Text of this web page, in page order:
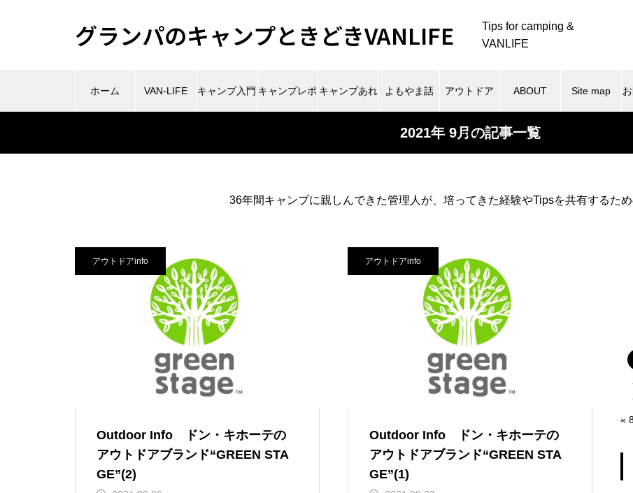
グランパのキャンプときどきVANLIFE
Tips for camping &
VANLIFE
ホーム VAN-LIFE キャンプ入門 キャンプレポ キャンプあれ よもやま話 アウトドア
info
ABOUT Site map
2021年 9月の記事一覧
36年間キャンプに親しんできた管理人が、培ってきた経験やTipsを共有するため
アウトドアinfo
Outdoor Info ドン・キホーテの
アウトドアブランド“GREEN STA
GE”(2)
アウトドアinfo
Outdoor Info ドン・キホーテの
アウトドアブランド“GREEN STA
GE”(1)
«